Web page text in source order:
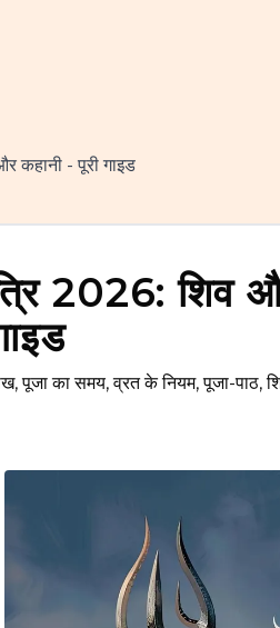
कहानी - पूरी गाइड
2026: शिव
पूजा का समय, व्रत के नियम, पूजा-पाठ,